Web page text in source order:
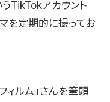
TikTokアカウント
を定期的に撮ってお
ィルム」さんを筆頭